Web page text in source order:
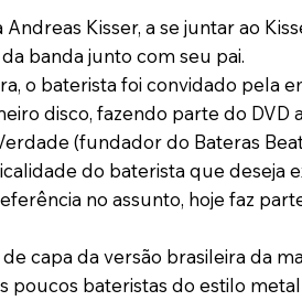
Kisser, a se juntar ao
banda junto com seu pai.
o baterista foi convidado pela
disco, fazendo parte do DVD
(fundador do Bateras
do baterista que deseja
no assunto, hoje faz
capa da versão brasileira da
poucos bateristas do estilo